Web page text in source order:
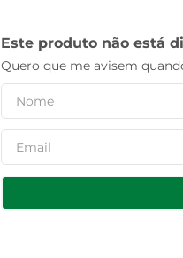
Este produto não está
Quero que me avisem